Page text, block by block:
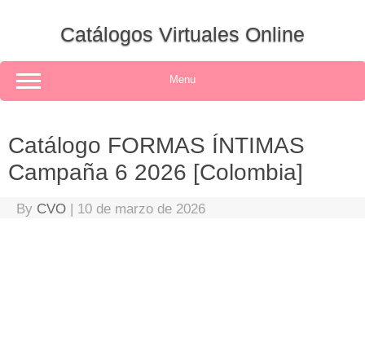
Catálogos Virtuales Online
Menu
Catálogo FORMAS ÍNTIMAS
Campaña 6 2026 [Colombia]
By CVO | 10 de marzo de 2026